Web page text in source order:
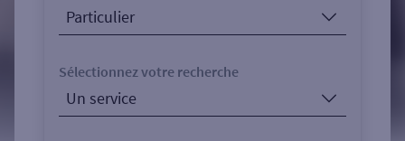
Sélectionnez votre recherche